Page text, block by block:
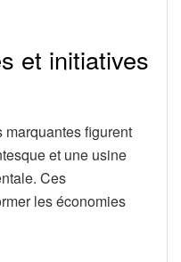
et initiatives
figurent
et une usine
Ces
les économies